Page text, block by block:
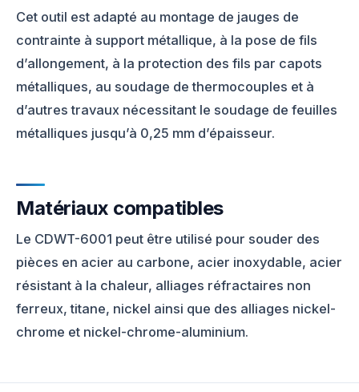
Cet outil est adapté au montage de jauges de
contrainte à support métallique, à la pose de fils
d’allongement, à la protection des fils par capots
métalliques, au soudage de thermocouples et à
d’autres travaux nécessitant le soudage de feuilles
métalliques jusqu’à 0,25 mm d’épaisseur.
Matériaux compatibles
Le CDWT-6001 peut être utilisé pour souder des
pièces en acier au carbone, acier inoxydable, acier
résistant à la chaleur, alliages réfractaires non
ferreux, titane, nickel ainsi que des alliages nickel-
chrome et nickel-chrome-aluminium.